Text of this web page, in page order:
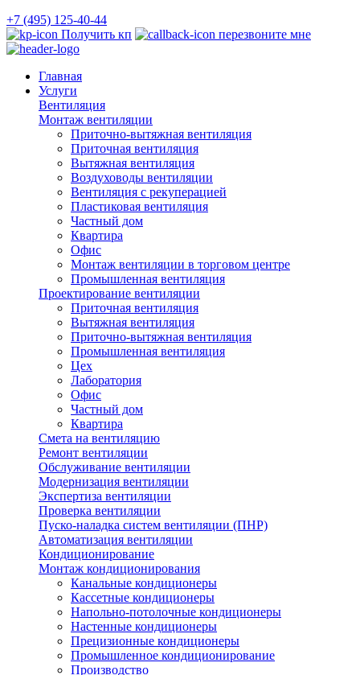
+7 (495) 125-40-44
Получить кп
перезвоните мне
Главная
Услуги
Вентиляция
Монтаж вентиляции
Приточно-вытяжная вентиляция
Приточная вентиляция
Вытяжная вентиляция
Воздуховоды вентиляции
Вентиляция с рекуперацией
Пластиковая вентиляция
Частный дом
Квартира
Офис
Монтаж вентиляции в торговом центре
Промышленная вентиляция
Проектирование вентиляции
Приточная вентиляция
Вытяжная вентиляция
Приточно-вытяжная вентиляция
Промышленная вентиляция
Цех
Лаборатория
Офис
Частный дом
Квартира
Смета на вентиляцию
Ремонт вентиляции
Обслуживание вентиляции
Модернизация вентиляции
Экспертиза вентиляции
Проверка вентиляции
Пуско-наладка систем вентиляции (ПНР)
Автоматизация вентиляции
Кондиционирование
Монтаж кондиционирования
Канальные кондиционеры
Кассетные кондиционеры
Напольно-потолочные кондиционеры
Настенные кондиционеры
Прецизионные кондиционеры
Промышленное кондиционирование
Производство